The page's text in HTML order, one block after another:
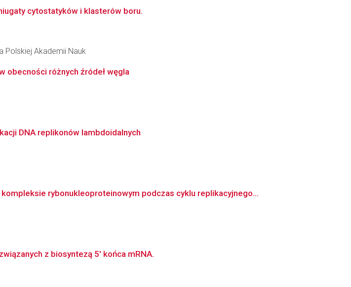
cytostatyków i klasterów boru.
Polskiej Akademii Nauk
obecności różnych źródeł węgla
DNA replikonów lambdoidalnych
rybonukleoproteinowym podczas cyklu replikacyjnego...
z biosyntezą 5' końca mRNA.